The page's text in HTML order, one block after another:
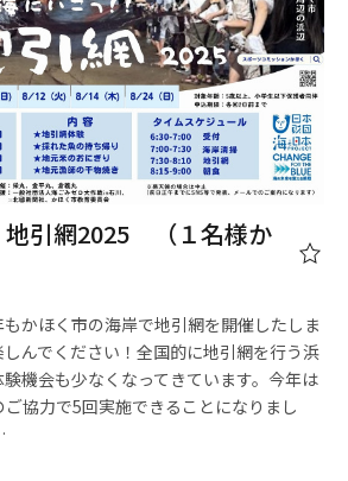
地引網2025 （１名様か
かほく市の海岸で地引網を開催したしま
んでください！全国的に地引網を行う浜
機会も少なくなってきています。今年は
協力で5回実施できることになりまし